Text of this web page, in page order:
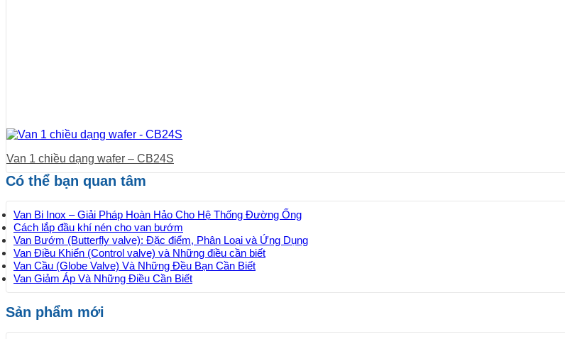
Van 1 chiều dạng wafer – CB24S
Có thể bạn quan tâm
Van Bi Inox – Giải Pháp Hoàn Hảo Cho Hệ Thống Đường Ống
Cách lắp đầu khí nén cho van bướm
Van Bướm (Butterfly valve): Đặc điểm, Phân Loại và Ứng Dụng
Van Điều Khiển (Control valve) và Những điều cần biết
Van Cầu (Globe Valve) Và Những Đều Bạn Cần Biết
Van Giảm Áp Và Những Điều Cần Biết
Sản phẩm mới